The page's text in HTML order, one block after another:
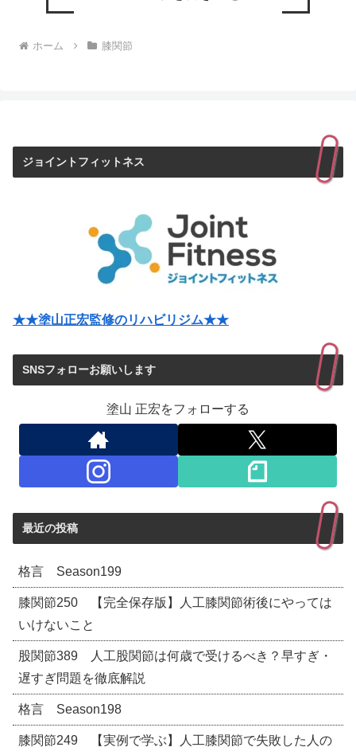
ホーム 膝関節
ジョイントフィットネス
★★塗山正宏監修のリハビリジム★★
SNSフォローお願いします
塗山 正宏をフォローする
最近の投稿
格言 Season199
膝関節250 【完全保存版】人工膝関節術後にやっては
いけないこと
股関節389 人工股関節は何歳で受けるべき？早すぎ・
遅すぎ問題を徹底解説
格言 Season198
膝関節249 【実例で学ぶ】人工膝関節で失敗した人の